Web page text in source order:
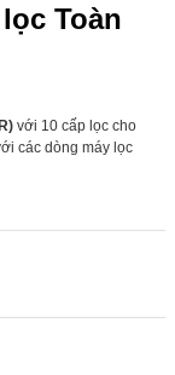
Toàn
với 10 cấp lọc cho
các dòng máy lọc